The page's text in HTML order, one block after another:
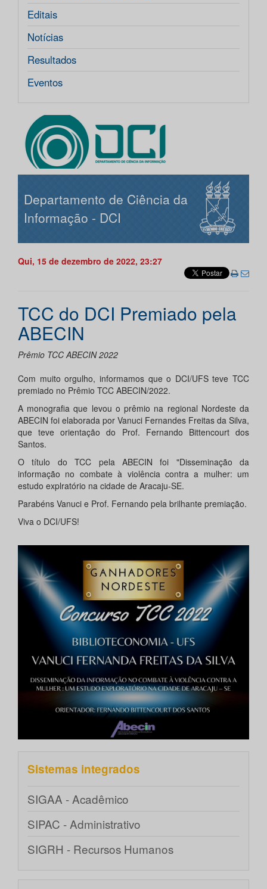
Editais
Notícias
Resultados
Eventos
Departamento de Ciência da
Informação - DCI
Qui, 15 de dezembro de 2022, 23:27
TCC do DCI Premiado pela
ABECIN
Prêmio TCC ABECIN 2022
Com muito orgulho, informamos que o DCI/UFS teve TCC
premiado no Prêmio TCC ABECIN/2022.
A monografia que levou o prêmio na regional Nordeste da
ABECIN foi elaborada por Vanuci Fernandes Freitas da Silva,
que teve orientação do Prof. Fernando Bittencourt dos
Santos.
O título do TCC pela ABECIN foi "Disseminação da
informação no combate à violência contra a mulher: um
estudo explratório na cidade de Aracaju-SE.
Parabéns Vanuci e Prof. Fernando pela brilhante premiação.
Viva o DCI/UFS!
Sistemas integrados
SIGAA - Acadêmico
SIPAC - Administrativo
SIGRH - Recursos Humanos